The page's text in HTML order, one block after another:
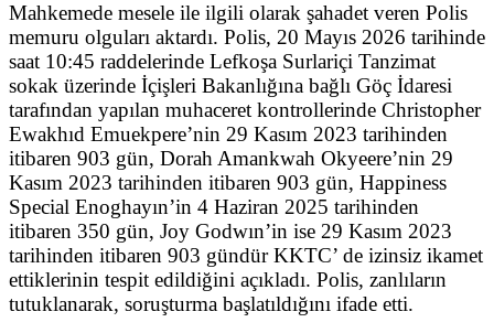
Mahkemede mesele ile ilgili olarak şahadet veren Polis
memuru olguları aktardı. Polis, 20 Mayıs 2026 tarihinde
saat 10:45 raddelerinde Lefkoşa Surlariçi Tanzimat
sokak üzerinde İçişleri Bakanlığına bağlı Göç İdaresi
tarafından yapılan muhaceret kontrollerinde Christopher
Ewakhıd Emuekpere’nin 29 Kasım 2023 tarihinden
itibaren 903 gün, Dorah Amankwah Okyeere’nin 29
Kasım 2023 tarihinden itibaren 903 gün, Happiness
Special Enoghayın’in 4 Haziran 2025 tarihinden
itibaren 350 gün, Joy Godwın’in ise 29 Kasım 2023
tarihinden itibaren 903 gündür KKTC’ de izinsiz ikamet
ettiklerinin tespit edildiğini açıkladı. Polis, zanlıların
tutuklanarak, soruşturma başlatıldığını ifade etti.